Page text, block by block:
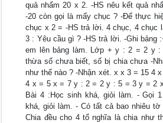
quả nhẩm 20 x 2. -HS nêu kết quả
-20 còn gọi là mấy chục ? -Để thực
chục x 2 = -HS trả lời. 4 chục, 4 chục
3 : Yêu cầu gì ? -HS trả lời. -Ghi bảng
em lên bảng làm. Lớp + y : 2 = 2 y
thừa số chưa biết, số bị chia chưa -
như thế nào ? -Nhận xét. x x 3 = 15 4
4 x = 5 x = 7 y : 2 = 2 y : 5 = 3 y = 2
Bài 4 :Học sinh khá, giỏi làm. - Gọi
khá, giỏi làm. - Có tất cả bao nhiêu
Chia đều cho 4 tổ nghĩa là chia như